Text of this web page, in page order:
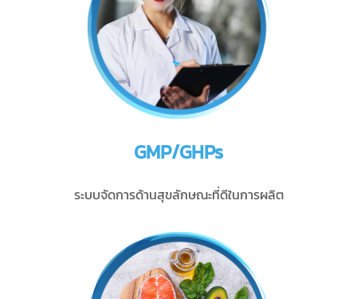
GMP/GHPs
ระบบจัดการด้านสุขลักษณะที่ดีในการผลิต